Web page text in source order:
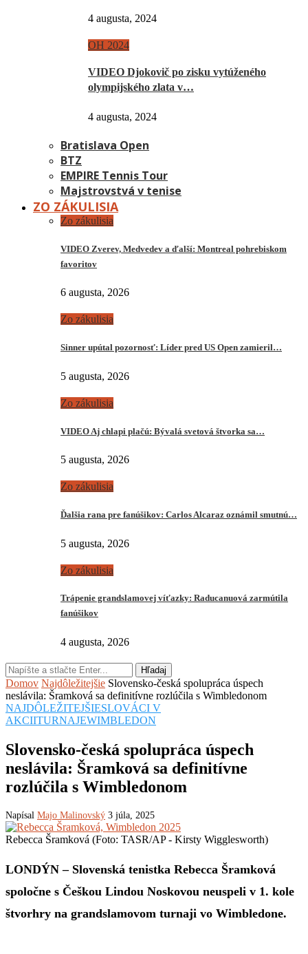
4 augusta, 2024
OH 2024
VIDEO Djokovič po zisku vytúženého
olympijského zlata v…
4 augusta, 2024
Bratislava Open
BTZ
EMPIRE Tennis Tour
Majstrovstvá v tenise
ZO ZÁKULISIA
Zo zákulisia
VIDEO Zverev, Medvedev a ďalší: Montreal pohrebiskom
favoritov
6 augusta, 2026
Zo zákulisia
Sinner upútal pozornosť: Líder pred US Open zamieril…
5 augusta, 2026
Zo zákulisia
VIDEO Aj chlapi plačú: Bývalá svetová štvorka sa…
5 augusta, 2026
Zo zákulisia
Ďalšia rana pre fanúšikov: Carlos Alcaraz oznámil smutnú…
5 augusta, 2026
Zo zákulisia
Trápenie grandslamovej víťazky: Raducanuová zarmútila
fanúšikov
4 augusta, 2026
Hľadaj
Domov Najdôležitejšie Slovensko-česká spolupráca úspech
neslávila: Šramková sa definitívne rozlúčila s Wimbledonom
NAJDÔLEŽITEJŠIESLOVÁCI V
AKCIITURNAJEWIMBLEDON
Slovensko-česká spolupráca úspech
neslávila: Šramková sa definitívne
rozlúčila s Wimbledonom
Napísal Majo Malinovský 3 júla, 2025
Rebecca Šramková (Foto: TASR/AP - Kirsty Wigglesworth)
LONDÝN – Slovenská tenistka Rebecca Šramková
spoločne s Češkou Lindou Noskovou neuspeli v 1. kole
štvorhry na grandslamovom turnaji vo Wimbledone.